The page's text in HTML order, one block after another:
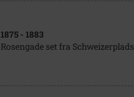
1875 - 1883
Rosengade set fra Schweizerplads